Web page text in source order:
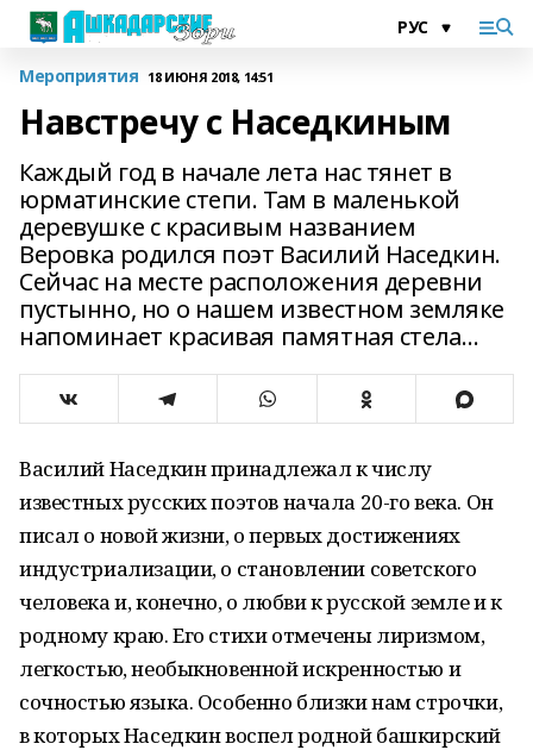
Мероприятия 18 ИЮНЯ 2018, 14:51
Навстречу с Наседкиным
Каждый год в начале лета нас тянет в
юрматинские степи. Там в маленькой
деревушке с красивым названием
Веровка родился поэт Василий Наседкин.
Сейчас на месте расположения деревни
пустынно, но о нашем известном земляке
напоминает красивая памятная стела…
Василий Наседкин принадлежал к числу
известных русских поэтов начала 20-го века. Он
писал о новой жизни, о первых достижениях
индустриализации, о становлении советского
человека и, конечно, о любви к русской земле и к
родному краю. Его стихи отмечены лиризмом,
легкостью, необыкновенной искренностью и
сочностью языка. Особенно близки нам строчки,
в которых Наседкин воспел родной башкирский